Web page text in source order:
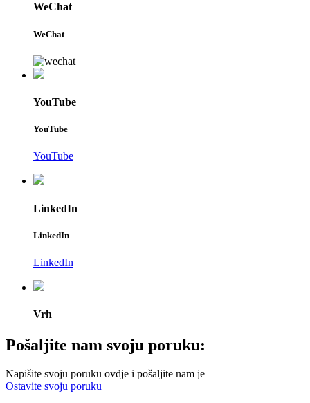
WeChat
WeChat
YouTube
YouTube
YouTube
LinkedIn
LinkedIn
LinkedIn
Vrh
Pošaljite nam svoju poruku:
Napišite svoju poruku ovdje i pošaljite nam je
Ostavite svoju poruku